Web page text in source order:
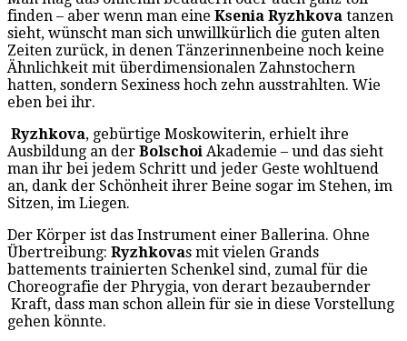
finden – aber wenn man eine Ksenia Ryzhkova tanzen
sieht, wünscht man sich unwillkürlich die guten alten
Zeiten zurück, in denen Tänzerinnenbeine noch keine
Ähnlichkeit mit überdimensionalen Zahnstochern
hatten, sondern Sexiness hoch zehn ausstrahlten. Wie
eben bei ihr.
Ryzhkova, gebürtige Moskowiterin, erhielt ihre
Ausbildung an der Bolschoi Akademie – und das sieht
man ihr bei jedem Schritt und jeder Geste wohltuend
an, dank der Schönheit ihrer Beine sogar im Stehen, im
Sitzen, im Liegen.
Der Körper ist das Instrument einer Ballerina. Ohne
Übertreibung: Ryzhkovas mit vielen Grands
battements trainierten Schenkel sind, zumal für die
Choreografie der Phrygia, von derart bezaubernder
Kraft, dass man schon allein für sie in diese Vorstellung
gehen könnte.